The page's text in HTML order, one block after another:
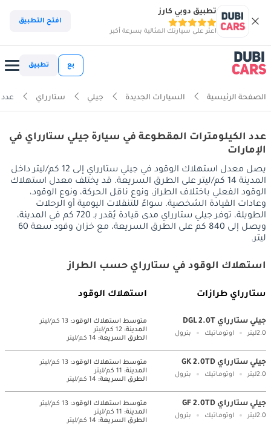
تطبيق دوبي كارز
اعثر على سيارتك المثالية بسرعة أكبر
افتح التطبيق
بع تطبيق
الصفحة الرئيسية السيارات الجديدة جيلي ستارراي
عدد الكيلومترات المقطوعة في سيارة جيلي ستارراي في
الإمارات
يصل معدل استهلاك الوقود في جيلي ستارراي إلى 12 كم/ليتر داخل
المدينة 14 كم/ليتر على الطرق السريعة. قد يختلف معدل استهلاك
الوقود الفعلي باختلاف الطراز، ونوع ناقل الحركة، ونوع الوقود،
وعادات القيادة الشخصية. سواءً للتنقلات اليومية أو الرحلات
الطويلة، توفر جيلي ستارراي مدى قيادة يُقدر بـ 720 كم في المدينة،
ويصل إلى 840 كم على الطرق السريعة، مع خزان وقود سعة 60
ليتر.
استهلاك الوقود في ستارراي حسب الطراز
ستارراي طرازات استهلاك الوقود
جيلي ستارراي DGL 2.0T
2.0ليتر اوتوماتيك بترول
متوسط ​​استهلاك الوقود: 13 كم/ليتر
المدينة: 12 كم/ليتر
الطرق السريعة: 14 كم/ليتر
جيلي ستارراي GK 2.0TD
2.0ليتر اوتوماتيك بترول
متوسط ​​استهلاك الوقود: 13 كم/ليتر
المدينة: 11 كم/ليتر
الطرق السريعة: 14 كم/ليتر
جيلي ستارراي GF 2.0TD
2.0ليتر اوتوماتيك بترول
متوسط ​​استهلاك الوقود: 13 كم/ليتر
المدينة: 11 كم/ليتر
الطرق السريعة: 14 كم/ليتر